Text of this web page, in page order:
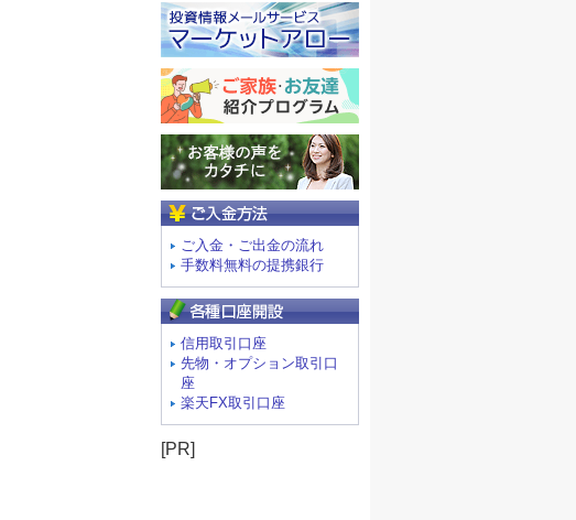
ご入金・ご出金の流れ
手数料無料の提携銀行
信用取引口座
先物・オプション取引口
座
楽天FX取引口座
[PR]